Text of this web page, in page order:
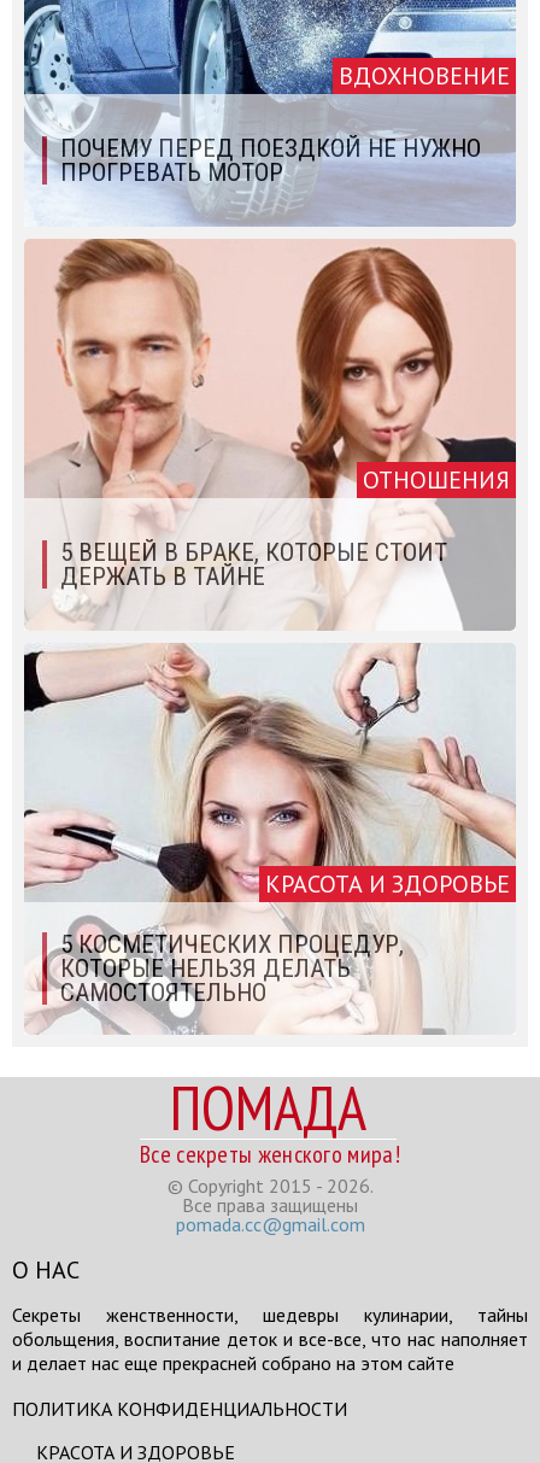
ВДОХНОВЕНИЕ
ПОЧЕМУ ПЕРЕД ПОЕЗДКОЙ НЕ НУЖНО
ПРОГРЕВАТЬ МОТОР
ОТНОШЕНИЯ
5 ВЕЩЕЙ В БРАКЕ, КОТОРЫЕ СТОИТ
ДЕРЖАТЬ В ТАЙНЕ
КРАСОТА И ЗДОРОВЬЕ
5 КОСМЕТИЧЕСКИХ ПРОЦЕДУР,
КОТОРЫЕ НЕЛЬЗЯ ДЕЛАТЬ
САМОСТОЯТЕЛЬНО
ПОМАДА
Все секреты женского мира!
© Copyright 2015 - 2026.
Все права защищены
pomada.cc@gmail.com
О НАС
Секреты женственности, шедевры кулинарии, тайны
обольщения, воспитание деток и все-все, что нас наполняет
и делает нас еще прекрасней собрано на этом сайте
ПОЛИТИКА КОНФИДЕНЦИАЛЬНОСТИ
КРАСОТА И ЗДОРОВЬЕ